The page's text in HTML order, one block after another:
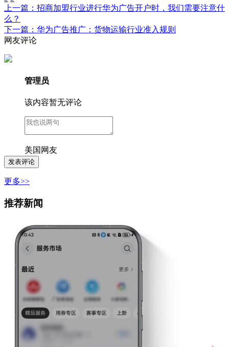
上一篇：招商加盟行业进行华为广告开户时，我们需要注意什
么？
下一篇：华为广告推广：货物运输行业准入规则
网友评论
管理员
该内容暂无评论
美国网友
更多>>
推荐新闻